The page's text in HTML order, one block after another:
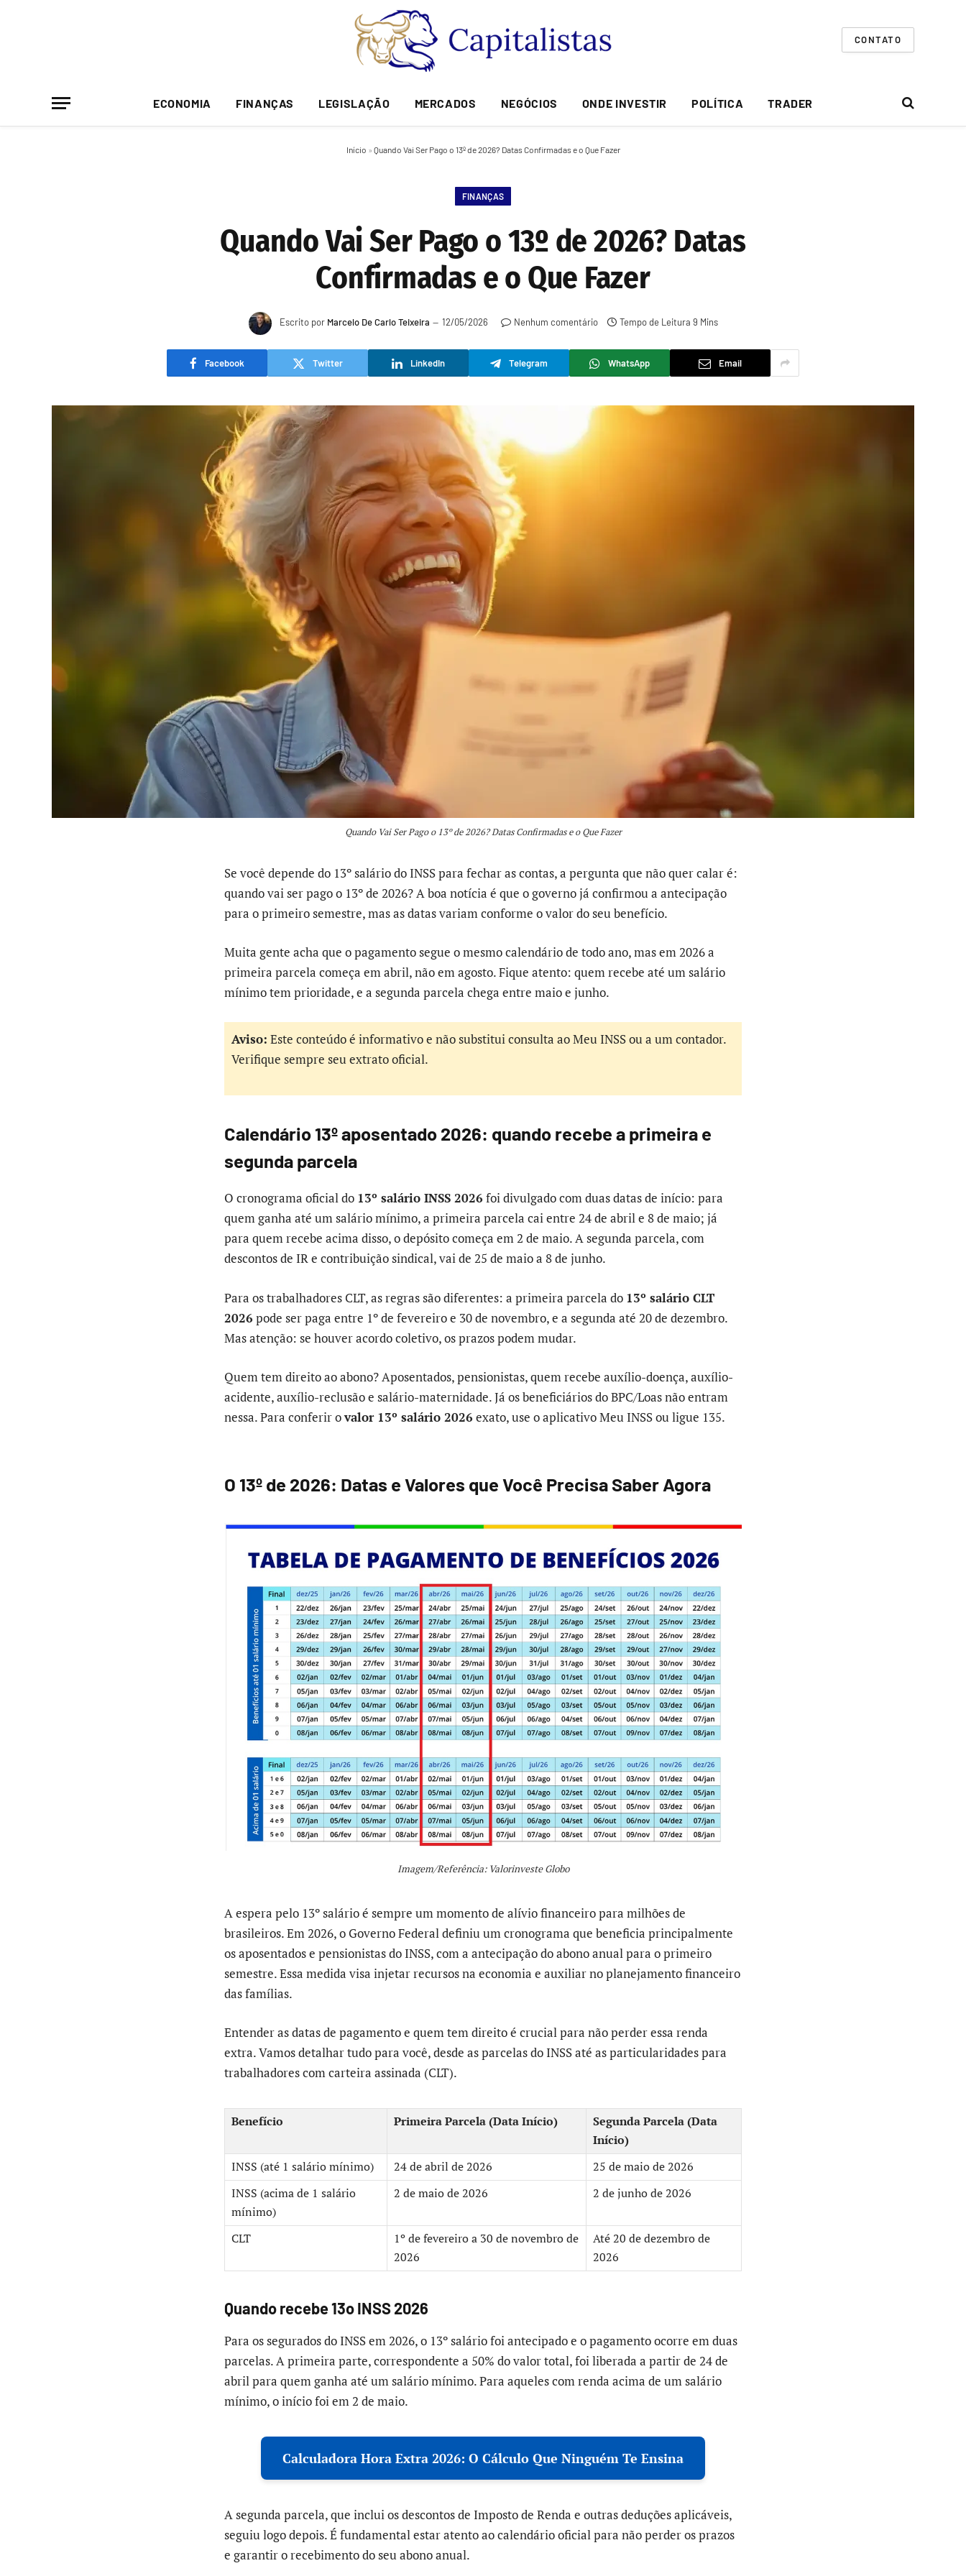
CONTATO
ECONOMIA FINANÇAS LEGISLAÇÃO MERCADOS NEGÓCIOS ONDE INVESTIR POLÍTICA TRADER
Início » Quando Vai Ser Pago o 13º de 2026? Datas Confirmadas e o Que Fazer
FINANÇAS
Quando Vai Ser Pago o 13º de 2026? Datas
Confirmadas e o Que Fazer
Escrito por Marcelo De Carlo Teixeira 12/05/2026 Nenhum comentário Tempo de Leitura 9 Mins
Facebook Twitter LinkedIn Telegram WhatsApp Email
Quando Vai Ser Pago o 13º de 2026? Datas Confirmadas e o Que Fazer
Se você depende do 13º salário do INSS para fechar as contas, a pergunta que não quer calar é:
quando vai ser pago o 13º de 2026? A boa notícia é que o governo já confirmou a antecipação
para o primeiro semestre, mas as datas variam conforme o valor do seu benefício.
Muita gente acha que o pagamento segue o mesmo calendário de todo ano, mas em 2026 a
primeira parcela começa em abril, não em agosto. Fique atento: quem recebe até um salário
mínimo tem prioridade, e a segunda parcela chega entre maio e junho.
Aviso: Este conteúdo é informativo e não substitui consulta ao Meu INSS ou a um contador.
Verifique sempre seu extrato oficial.
Calendário 13º aposentado 2026: quando recebe a primeira e
segunda parcela
O cronograma oficial do 13º salário INSS 2026 foi divulgado com duas datas de início: para
quem ganha até um salário mínimo, a primeira parcela cai entre 24 de abril e 8 de maio; já
para quem recebe acima disso, o depósito começa em 2 de maio. A segunda parcela, com
descontos de IR e contribuição sindical, vai de 25 de maio a 8 de junho.
Para os trabalhadores CLT, as regras são diferentes: a primeira parcela do 13º salário CLT
2026 pode ser paga entre 1º de fevereiro e 30 de novembro, e a segunda até 20 de dezembro.
Mas atenção: se houver acordo coletivo, os prazos podem mudar.
Quem tem direito ao abono? Aposentados, pensionistas, quem recebe auxílio-doença, auxílio-
acidente, auxílio-reclusão e salário-maternidade. Já os beneficiários do BPC/Loas não entram
nessa. Para conferir ovalor 13º salário 2026 exato, use o aplicativo Meu INSS ou ligue 135.
O 13º de 2026: Datas e Valores que Você Precisa Saber Agora
Imagem/Referência: Valorinveste Globo
A espera pelo 13º salário é sempre um momento de alívio financeiro para milhões de
brasileiros. Em 2026, o Governo Federal definiu um cronograma que beneficia principalmente
os aposentados e pensionistas do INSS, com a antecipação do abono anual para o primeiro
semestre. Essa medida visa injetar recursos na economia e auxiliar no planejamento financeiro
das famílias.
Entender as datas de pagamento e quem tem direito é crucial para não perder essa renda
extra. Vamos detalhar tudo para você, desde as parcelas do INSS até as particularidades para
trabalhadores com carteira assinada (CLT).
Benefício Primeira Parcela (Data Início)
Segunda Parcela (Data
Início)
INSS (até 1 salário mínimo)
24 de abril de 2026
25 de maio de 2026
INSS (acima de 1 salário
mínimo)
2 de maio de 2026 2 de junho de 2026
CLT
1º de fevereiro a 30 de novembro de
2026
Até 20 de dezembro de
2026
Quando recebe 13o INSS 2026
Para os segurados do INSS em 2026, o 13º salário foi antecipado e o pagamento ocorre em duas
parcelas. A primeira parte, correspondente a 50% do valor total, foi liberada a partir de 24 de
abril para quem ganha até um salário mínimo. Para aqueles com renda acima de um salário
mínimo, o início foi em 2 de maio.
Calculadora Hora Extra 2026: O Cálculo Que Ninguém Te Ensina
A segunda parcela, que inclui os descontos de Imposto de Renda e outras deduções aplicáveis,
seguiu logo depois. É fundamental estar atento ao calendário oficial para não perder os prazos
e garantir o recebimento do seu abono anual.